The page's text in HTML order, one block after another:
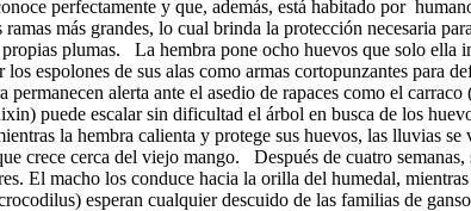
perfectamente y que, además, está habitado por
más grandes, lo cual brinda la protección necesaria
plumas. La hembra pone ocho huevos que solo ella
espolones de sus alas como armas cortopunzantes
alerta ante el asedio de rapaces como el
puede escalar sin dificultad el árbol en busca de los
la hembra calienta y protege sus huevos, las lluvias
crece cerca del viejo mango. Después de cuatro
El macho los conduce hacia la orilla del humedal,
esperan cualquier descuido de las familias de